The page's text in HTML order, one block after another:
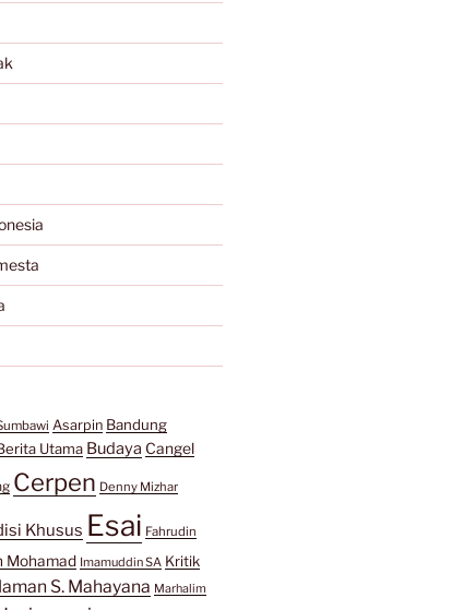
Asarpin Bandung
Utama Budaya Cangel
Cerpen Denny Mizhar
Khusus Esai Fahrudin
Mohamad Imamuddin SA Kritik
S. Mahayana Marhalim